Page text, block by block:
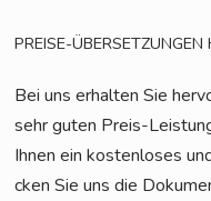
PREISE-ÜBERSETZUNGEN
Bei uns erhal­ten Sie
sehr guten Preis-
Ihnen ein kos­ten­lo­ses
cken Sie uns die